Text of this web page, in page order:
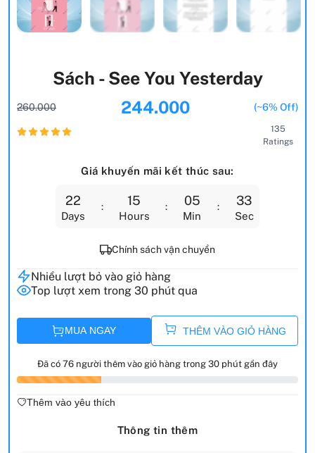
Sách - See You Yesterday
260.000 244.000 (~6% Off)
135
Ratings
Giá khuyến mãi kết thúc sau:
22
Days
15
Hours
05
Min
32
Sec
Chính sách vận chuyển
Nhiều lượt bỏ vào giỏ hàng
Top lượt xem trong 30 phút qua
MUA NGAY THÊM VÀO GIỎ HÀNG
Đã có 76 người thêm vào giỏ hàng trong 30 phút gần đây
Thêm vào yêu thích
Thông tin thêm